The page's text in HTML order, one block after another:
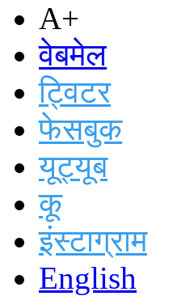
A+
वेबमेल
ट्विटर
फेसबुक
यूट्यूब
कू
इंस्टाग्राम
English